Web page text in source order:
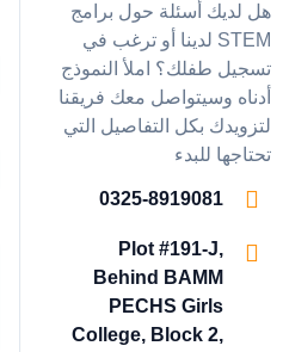
هل لديك أسئلة حول برامج
STEM لدينا أو ترغب في
تسجيل طفلك؟ املأ النموذج
أدناه وسيتواصل معك فريقنا
لتزويدك بكل التفاصيل التي
تحتاجها للبدء
0325-8919081
Plot #191-J,
Behind BAMM
PECHS Girls
College, Block 2,